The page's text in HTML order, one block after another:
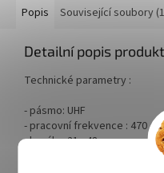
Popis Související soubory
Detailní popis
Technické parametry :
- pásmo: UHF
- pracovní frekvence : 470 -
- kanály : 21 - 48